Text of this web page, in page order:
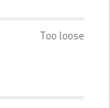
Too loose